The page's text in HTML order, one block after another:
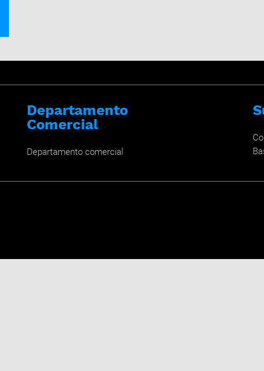
Departamento
Comercial
Departamento comercial